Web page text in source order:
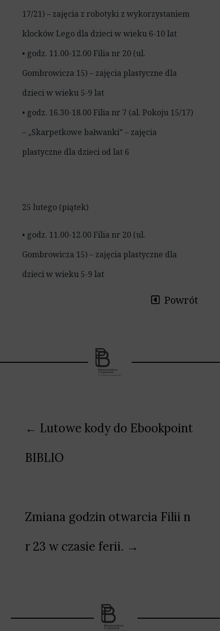
17/21) – zajęcia z robotyki z wykorzystaniem
klocków Lego dla dzieci w wieku 6-10 lat
• godz. 11.00-12.00 Filia nr 20 (ul.
Gombrowicza 15) – zajęcia plastyczne dla
dzieci w wieku 5-9 lat
• godz. 16.30-18.00 Filia nr 7 (al. Pokoju 15/17)
– „Skarpetkowe bałwanki” – zajęcia
plastyczne dla dzieci od lat 6
25 lutego (piątek)
• godz. 11.00-12.00 Filia nr 20 (ul.
Gombrowicza 15) – zajęcia plastyczne dla
dzieci w wieku 5-9 lat
Powrót
← Lutowe kody do Ebookpoint
BIBLIO
Zmiana godzin otwarcia Filii n
r 23 w czasie ferii. →